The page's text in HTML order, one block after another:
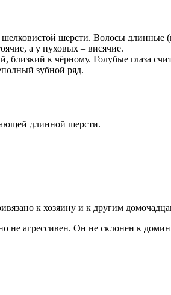
шерсти. Волосы
а у пуховых – висячие.
к чёрному. Голубые глаза
зубной ряд.
длинной шерсти.
к хозяину и к другим
не агрессивен. Он не склонен к